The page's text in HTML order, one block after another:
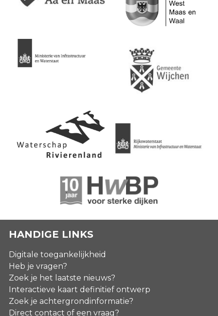
HANDIGE LINKS
Digitale toegankelijkheid
Heb je vragen?
Zoek je het laatste nieuws?
Interactieve kaart definitief ontwerp
Zoek je achtergrondinformatie?
Direct contact of een vraag?